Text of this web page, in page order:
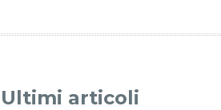
Ultimi articoli